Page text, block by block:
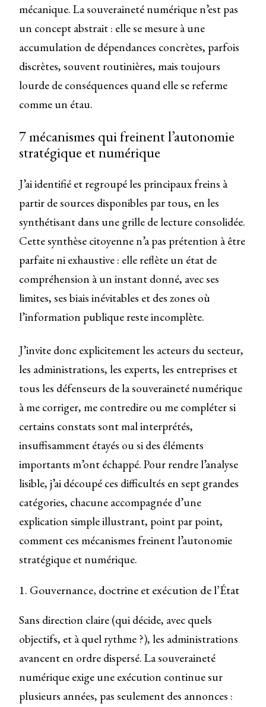
mécanique. La souveraineté numérique n’est pas
un concept abstrait : elle se mesure à une
accumulation de dépendances concrètes, parfois
discrètes, souvent routinières, mais toujours
lourde de conséquences quand elle se referme
comme un étau.
7 mécanismes qui freinent l’autonomie
stratégique et numérique
J’ai identifié et regroupé les principaux freins à
partir de sources disponibles par tous, en les
synthétisant dans une grille de lecture consolidée.
Cette synthèse citoyenne n’a pas prétention à être
parfaite ni exhaustive : elle reflète un état de
compréhension à un instant donné, avec ses
limites, ses biais inévitables et des zones où
l’information publique reste incomplète.
J’invite donc explicitement les acteurs du secteur,
les administrations, les experts, les entreprises et
tous les défenseurs de la souveraineté numérique
à me corriger, me contredire ou me compléter si
certains constats sont mal interprétés,
insuffisamment étayés ou si des éléments
importants m’ont échappé. Pour rendre l’analyse
lisible, j’ai découpé ces difficultés en sept grandes
catégories, chacune accompagnée d’une
explication simple illustrant, point par point,
comment ces mécanismes freinent l’autonomie
stratégique et numérique.
1. Gouvernance, doctrine et exécution de l’État
Sans direction claire (qui décide, avec quels
objectifs, et à quel rythme ?), les administrations
avancent en ordre dispersé. La souveraineté
numérique exige une exécution continue sur
plusieurs années, pas seulement des annonces :